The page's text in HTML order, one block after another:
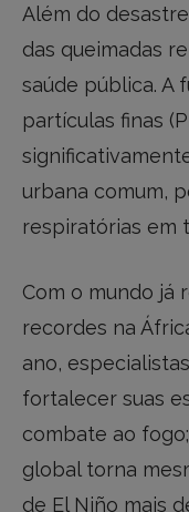
Além do
das queimadas
saúde pública. A
partículas finas
urbana comum,
respiratórias em
Com o mundo já
recordes na
ano,
fortalecer suas
combate ao
global torna
de El Niño mais